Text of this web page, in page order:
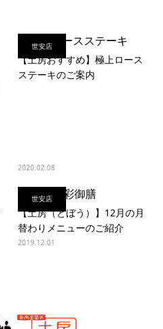
世安店
【土房おすすめ】極上ロース
ステーキのご案内
2020.02.08
世安店
【土房（とぼう）】12月の月
替わりメニューのご紹介
2019.12.01